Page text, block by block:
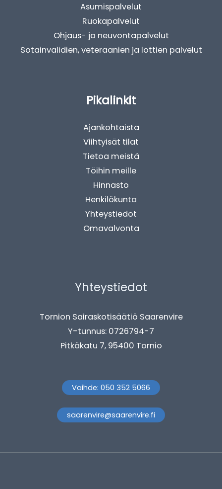
Asumispalvelut
Ruokapalvelut
Ohjaus- ja neuvontapalvelut
Sotainvalidien, veteraanien ja lottien palvelut
Pikalinkit
Ajankohtaista
Viihtyisät tilat
Tietoa meistä
Töihin meille
Hinnasto
Henkilökunta
Yhteystiedot
Omavalvonta
Yhteystiedot
Tornion Sairaskotisäätiö Saarenvire
Y-tunnus: 0726794-7
Pitkäkatu 7, 95400 Tornio
Vaihde: 050 352 5066
saarenvire@saarenvire.fi